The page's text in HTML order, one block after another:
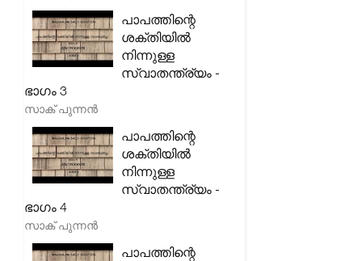
പാപത്തിന്റെ
ശക്തിയിൽ
നിന്നുള്ള
സ്വാതന്ത്ര്യം -
ഭാഗം 3
സാക് പുന്നൻ
പാപത്തിന്റെ
ശക്തിയിൽ
നിന്നുള്ള
സ്വാതന്ത്ര്യം -
ഭാഗം 4
സാക് പുന്നൻ
പാപത്തിന്റെ